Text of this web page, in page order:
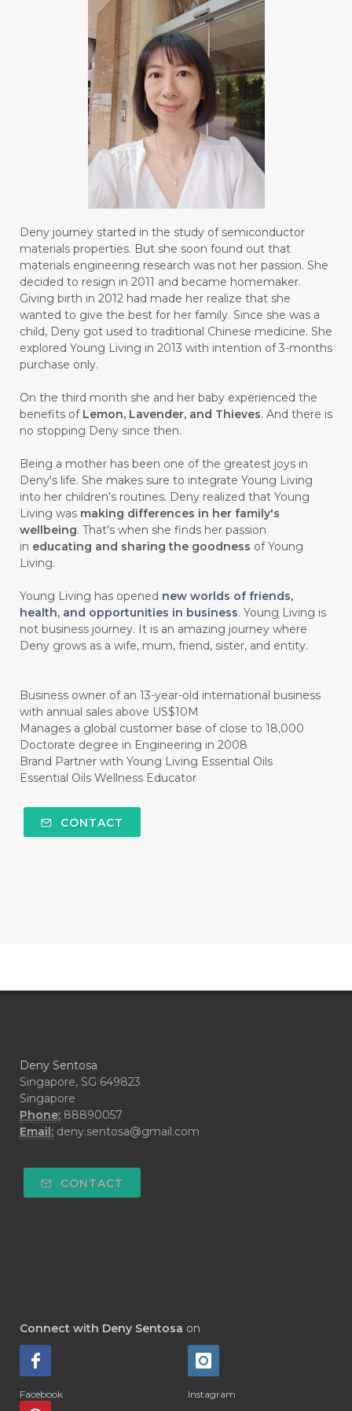
#BODY
#BOGOR
#BOO
#BOREDOM
#BOSAN
#BOTTLE
#BRAIN
#BRAIN FOG
#BRAIN POWER
#BRIGHTEN
#BROKEN
#BROWN
#BUAH
#BUILD
#BUKU
#BULAN
#BULAN HANTU
#BULANAN
#BUSINESS
#BUSTER
#CALM
#CALMING
#CANE #CAP
#CAPEK
#carasehatalami
#CAREER
#CARROT SEED
#CARVACROL
#CARVONE
#CEDARWOOD
#CEGAH
#CHANGE
#CHARCOAL BAR SOAP
#CHELATION
#CHEMICAL
#chemistryessentialoil
#CHILD
#chitosan
#CHOCOLATE
#CHOCOLESSENCE
#CHOLESTEROL
#CINNAMON BARK
#CIRCULATION
#CISTUS
#CITRINE
#CITRONELLA
#CLEANER
#CLEANING
#CLEANSER
#CLEAR
#CLOVE
#COCONUT OIL
#COKLAT
#COLD
#collagen
#COLON
#COLOR
#COMFORTONE
#COMPARISON
#CRAVING
#CREAM
#CUCI
#DECAY
#DEEP RELIEF
#DEMO
#DEODORANT
#DEPOK
#DETOKS
#DIAPERCREAM
#DIARRHOEA
#DIET
#diffuse
#DIFFUSER
Deny journey started in the study of semiconductor
materials properties. But she soon found out that
materials engineering research was not her passion. She
decided to resign in 2011 and became homemaker.
Giving birth in 2012 had made her realize that she
wanted to give the best for her family. Since she was a
child, Deny got used to traditional Chinese medicine. She
explored Young Living in 2013 with intention of 3-months
purchase only.
On the third month she and her baby experienced the
benefits of Lemon, Lavender, and Thieves. And there is
no stopping Deny since then.
Being a mother has been one of the greatest joys in
Deny's life. She makes sure to integrate Young Living
into her children’s routines. Deny realized that Young
Living was making differences in her family's
wellbeing. That's when she finds her passion
in educating and sharing the goodness of Young
Living.
Young Living has opened new worlds of friends,
health, and opportunities in business. Young Living is
not business journey. It is an amazing journey where
Deny grows as a wife, mum, friend, sister, and entity.
Business owner of an 13-year-old international business
with annual sales above US$10M
Manages a global customer base of close to 18,000
Doctorate degree in Engineering in 2008
Brand Partner with Young Living Essential Oils
Essential Oils Wellness Educator
CONTACT
Deny Sentosa
Singapore, SG 649823
Singapore
Phone: 88890057
Email: deny.sentosa@gmail.com
CONTACT
Connect with Deny Sentosa on
Facebook Instagram